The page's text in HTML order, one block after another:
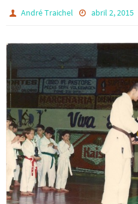
André Traichel abril 2, 2015